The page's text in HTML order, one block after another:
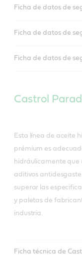
Ficha de datos de
Ficha de datos de
Ficha de datos de
Castrol
Esta línea de aceite
prémium es
hidráulicamente que
aditivos
superar las
y paletas de
industria.
Ficha técnica de